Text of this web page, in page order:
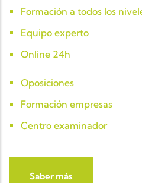
Formación a todos los
Equipo experto
Online 24h
Oposiciones
Formación empresas
Centro examinador
Saber más